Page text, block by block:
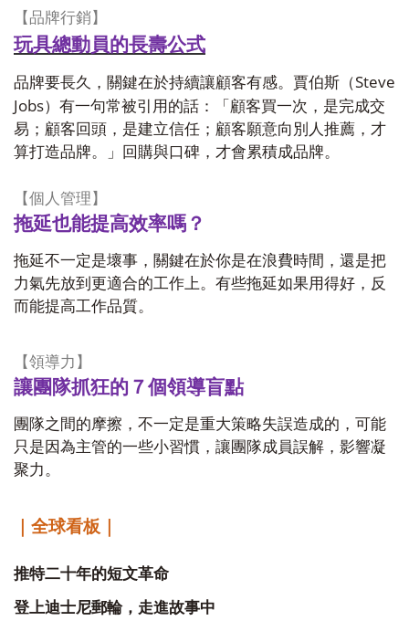
【品牌行銷】
玩具總動員的長壽公式
品牌要長久，關鍵在於持續讓顧客有感。賈伯斯（Steve
Jobs）有一句常被引用的話：「顧客買一次，是完成交
易；顧客回頭，是建立信任；顧客願意向別人推薦，才
算打造品牌。」回購與口碑，才會累積成品牌。
【個人管理】
拖延也能提高效率嗎？
拖延不一定是壞事，關鍵在於你是在浪費時間，還是把
力氣先放到更適合的工作上。有些拖延如果用得好，反
而能提高工作品質。
【領導力】
讓團隊抓狂的７個領導盲點
團隊之間的摩擦，不一定是重大策略失誤造成的，可能
只是因為主管的一些小習慣，讓團隊成員誤解，影響凝
聚力。
｜全球看板｜
推特二十年的短文革命
登上迪士尼郵輪，走進故事中